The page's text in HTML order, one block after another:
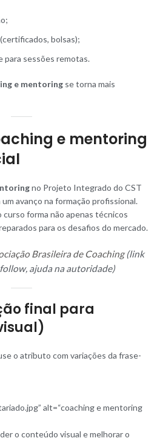
bolsas);
para sessões remotas.
e mentoring se torna mais
e mentoring
no Projeto Integrado do CST
avanço na formação profissional.
forma não apenas técnicos
para os desafios do mercado.
Brasileira de Coaching(link
ajuda na autoridade)
final para
o atributo com variações da frase-
alt=“coaching e mentoring
o conteúdo visual e melhorar o